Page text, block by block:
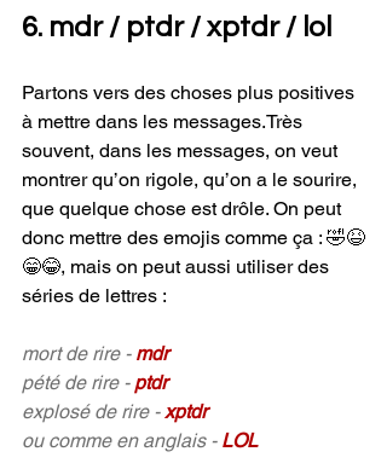
6. mdr / ptdr / xptdr / lol
Partons vers des choses plus positives
à mettre dans les messages.Très
souvent, dans les messages, on veut
montrer qu’on rigole, qu’on a le sourire,
que quelque chose est drôle. On peut
donc mettre des emojis comme ça : 🤣😆
😁😂, mais on peut aussi utiliser des
séries de lettres :
mort de rire - mdr
pété de rire - ptdr
explosé de rire - xptdr
ou comme en anglais - LOL